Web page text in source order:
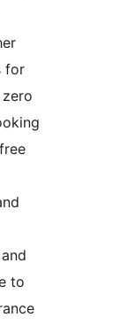
for
to